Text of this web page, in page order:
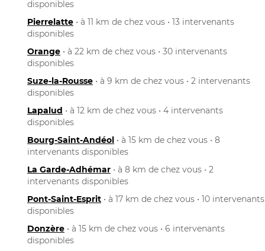
disponibles
Pierrelatte • à 11 km de chez vous • 13 intervenants
disponibles
Orange • à 22 km de chez vous • 30 intervenants
disponibles
Suze-la-Rousse • à 9 km de chez vous • 2 intervenants
disponibles
Lapalud • à 12 km de chez vous • 4 intervenants
disponibles
Bourg-Saint-Andéol • à 15 km de chez vous • 8
intervenants disponibles
La Garde-Adhémar • à 8 km de chez vous • 2
intervenants disponibles
Pont-Saint-Esprit • à 17 km de chez vous • 10 intervenants
disponibles
Donzère • à 15 km de chez vous • 6 intervenants
disponibles